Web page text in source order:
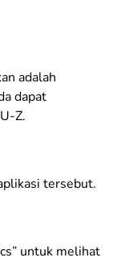
adalah
dapat
Z.
tersebut.
untuk melihat